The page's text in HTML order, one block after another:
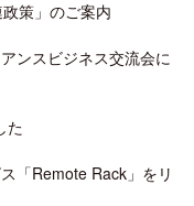
策」のご案内
ンスビジネス交流会に
た
「Remote Rack」をリ